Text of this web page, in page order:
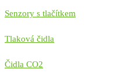
Senzory s tlačítkem
Tlaková čidla
Čidla CO2